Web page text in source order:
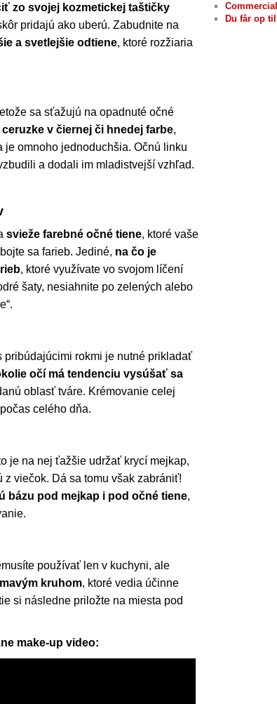
zo svojej kozmetickej taštičky
pridajú ako uberú. Zabudnite na
a svetlejšie odtiene, ktoré rozžiaria
sa sťažujú na opadnuté očné
v čiernej či hnedej farbe,
je omnoho jednoduchšia. Očnú linku
a dodali im mladistvejší vzhľad.
svieže farebné očné tiene, ktoré vaše
sa farieb. Jediné, na čo je
, ktoré využívate vo svojom líčení
šaty, nesiahnite po zelených alebo
pribúdajúcimi rokmi je nutné prikladať
očí má tendenciu vysúšať sa
oblasť tváre. Krémovanie celej
celého dňa.
je na nej ťažšie udržať krycí mejkap,
viečok. Dá sa tomu však zabrániť!
bázu pod mejkap i pod očné tiene,
používať len v kuchyni, ale
kruhom, ktoré vedia účinne
si následne priložte na miesta pod
make-up video:
Du får op